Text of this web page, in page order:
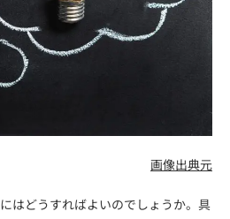
画像出典元
はどうすればよいのでしょうか。具